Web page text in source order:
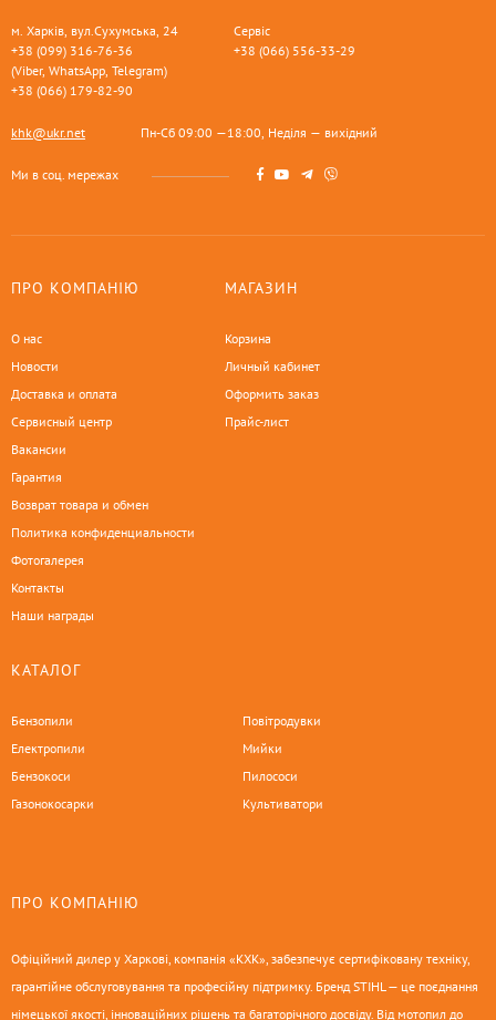
м. Харків, вул.Сухумська, 24
+38 (099) 316-76-36
(Viber, WhatsApp, Telegram)
+38 (066) 179-82-90
Сервіс
+38 (066) 556-33-29
khk@ukr.net Пн-Сб 09:00 —18:00, Неділя — вихідний
Ми в соц. мережах
ПРО КОМПАНІЮ
О нас
Новости
Доставка и оплата
Сервисный центр
Вакансии
Гарантия
Возврат товара и обмен
Политика конфиденциальности
Фотогалерея
Контакты
Наши награды
МАГАЗИН
Корзина
Личный кабинет
Оформить заказ
Прайс-лист
КАТАЛОГ
Бензопили
Електропили
Бензокоси
Газонокосарки
Повітродувки
Мийки
Пилососи
Культиватори
ПРО КОМПАНІЮ
Офіційний дилер у Харкові, компанія «КХК», забезпечує сертифіковану техніку,
гарантійне обслуговування та професійну підтримку. Бренд STIHL — це поєднання
німецької якості, інноваційних рішень та багаторічного досвіду. Від мотопил до